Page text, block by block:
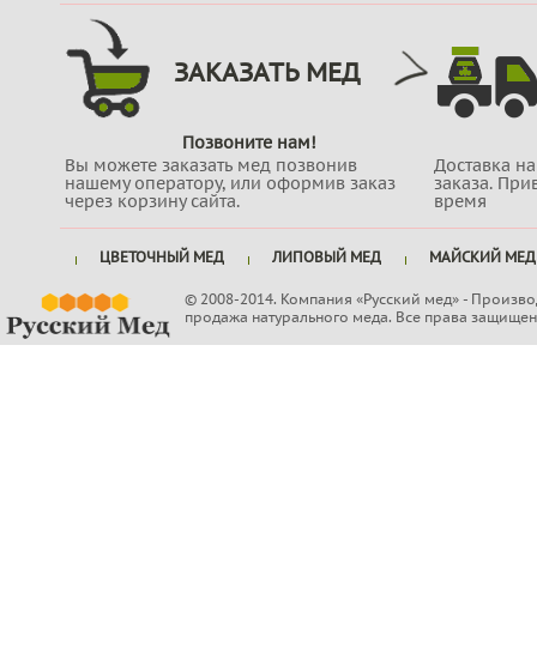
ЗАКАЗАТЬ МЕД
Позвоните нам!
Вы можете заказать мед позвонив
нашему оператору, или оформив заказ
через корзину сайта.
Доставка
заказа.
время
ЦВЕТОЧНЫЙ МЕД ЛИПОВЫЙ МЕД МАЙСКИЙ МЕД
© 2008-2014. Компания «Русский мед» -
продажа натурального меда. Все права